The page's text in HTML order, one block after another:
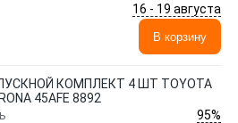
16 - 19 августа
В корзину
КОМПЛЕКТ 4 ШТ TOYOTA
45AFE 8892
95%